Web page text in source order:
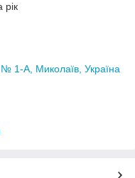
рік
№ 1-А, Миколаїв, Україна